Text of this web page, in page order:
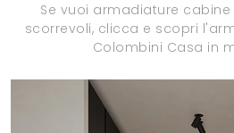
Se vuoi armadiature
scorrevoli, clicca e scopri
Colombini Casa in